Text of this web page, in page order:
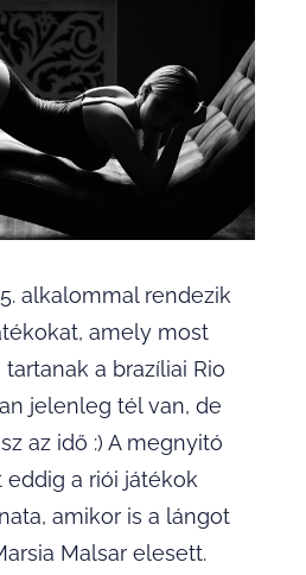
alkalommal rendezik
amely most
a brazíliai Rio
jelenleg tél van, de
az idő :) A megnyitó
a riói játékok
amikor is a lángot
Malsar elesett.